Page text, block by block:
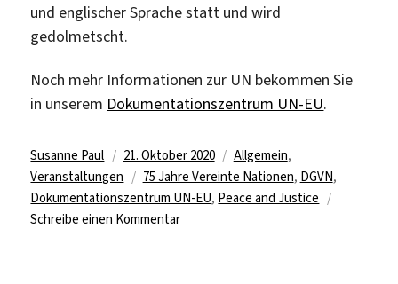
und englischer Sprache statt und wird
gedolmetscht.
Noch mehr Informationen zur UN bekommen Sie
in unserem Dokumentationszentrum UN-EU.
Autor
Susanne Paul
Veröffentlicht
am
21. Oktober 2020 Kategorien
Allgemein,
Veranstaltungen
Schlagwörter
75 Jahre Vereinte Nationen, DGVN,
Dokumentationszentrum UN-EU, Peace and Justice
Schreibe einen Kommentarzu